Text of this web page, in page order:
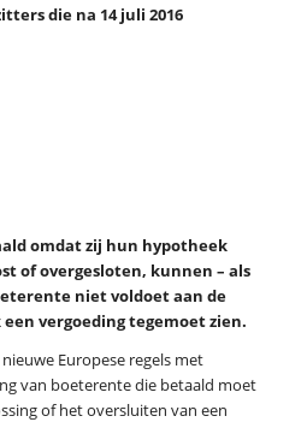
die na 14 juli 2016
omdat zij hun hypotheek
of overgesloten, kunnen – als
niet voldoet aan de
vergoeding tegemoet zien.
Europese regels met
van boeterente die betaald moet
of het oversluiten van een